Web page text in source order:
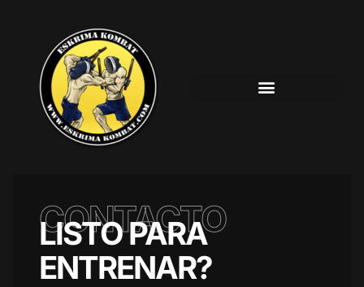
CONTACTO
LISTO PARA
ENTRENAR?